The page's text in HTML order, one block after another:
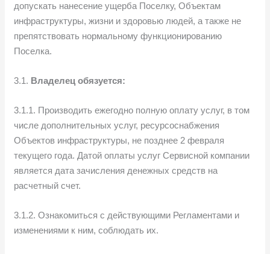
допускать нанесение ущерба Поселку, Объектам
инфраструктуры, жизни и здоровью людей, а также не
препятствовать нормальному функционированию
Поселка.
3.1. Владелец обязуется:
3.1.1. Производить ежегодно полную оплату услуг, в том
числе дополнительных услуг, ресурсоснабжения
Объектов инфраструктуры, не позднее 2 февраля
текущего года. Датой оплаты услуг Сервисной компании
является дата зачисления денежных средств на
расчетный счет.
3.1.2. Ознакомиться с действующими Регламентами и
изменениями к ним, соблюдать их.